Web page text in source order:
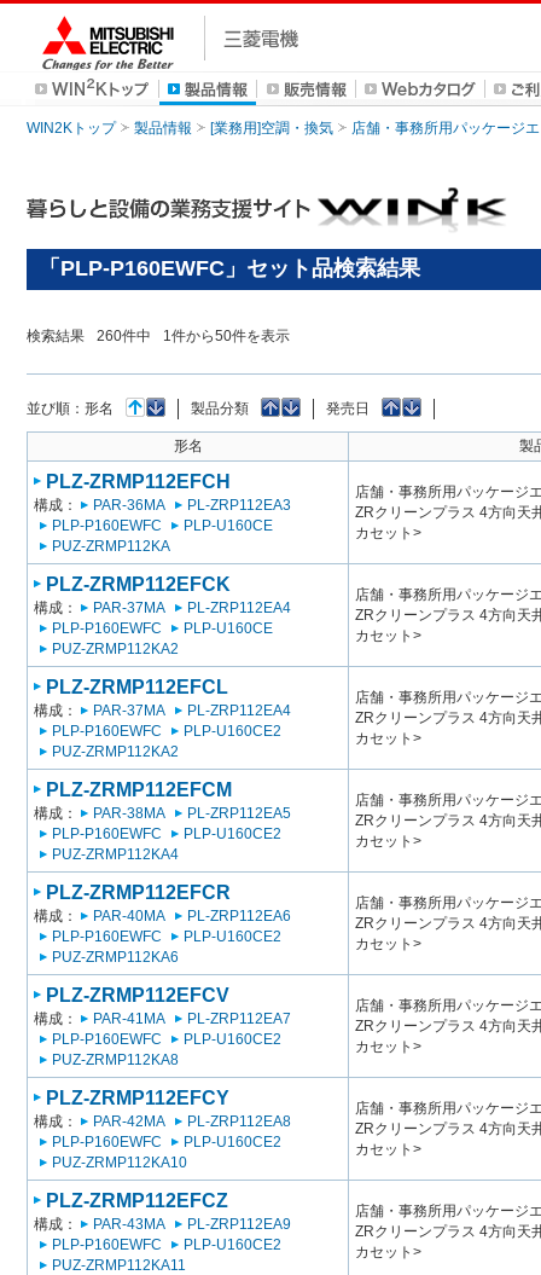
WIN2Kトップ 製品情報 [業務用]空調・換気 店舗・事務所用パッケージ
「PLP-P160EWFC」セット品検索結果
検索結果 260件中 1件から50件を表示
並び順： 形名 製品分類 発売日
形名 製
PLZ-ZRMP112EFCH
構成： PAR-36MA
PL-ZRP112EA3
PLP-P160EWFC
PLP-U160CE
PUZ-ZRMP112KA
店舗・事務所用パッケージ
ZRクリーンプラス 4方向天
カセット>
PLZ-ZRMP112EFCK
構成： PAR-37MA
PL-ZRP112EA4
PLP-P160EWFC
PLP-U160CE
PUZ-ZRMP112KA2
店舗・事務所用パッケージ
ZRクリーンプラス 4方向天
カセット>
PLZ-ZRMP112EFCL
構成： PAR-37MA
PL-ZRP112EA4
PLP-P160EWFC
PLP-U160CE2
PUZ-ZRMP112KA2
店舗・事務所用パッケージ
ZRクリーンプラス 4方向天
カセット>
PLZ-ZRMP112EFCM
構成： PAR-38MA
PL-ZRP112EA5
PLP-P160EWFC
PLP-U160CE2
PUZ-ZRMP112KA4
店舗・事務所用パッケージ
ZRクリーンプラス 4方向天
カセット>
PLZ-ZRMP112EFCR
構成： PAR-40MA
PL-ZRP112EA6
PLP-P160EWFC
PLP-U160CE2
PUZ-ZRMP112KA6
店舗・事務所用パッケージ
ZRクリーンプラス 4方向天
カセット>
PLZ-ZRMP112EFCV
構成： PAR-41MA
PL-ZRP112EA7
PLP-P160EWFC
PLP-U160CE2
PUZ-ZRMP112KA8
店舗・事務所用パッケージ
ZRクリーンプラス 4方向天
カセット>
PLZ-ZRMP112EFCY
構成： PAR-42MA
PL-ZRP112EA8
PLP-P160EWFC
PLP-U160CE2
PUZ-ZRMP112KA10
店舗・事務所用パッケージ
ZRクリーンプラス 4方向天
カセット>
PLZ-ZRMP112EFCZ
構成： PAR-43MA
PL-ZRP112EA9
PLP-P160EWFC
PLP-U160CE2
PUZ-ZRMP112KA11
店舗・事務所用パッケージ
ZRクリーンプラス 4方向天
カセット>